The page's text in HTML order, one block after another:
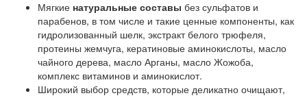
Мягкие натуральные составы без сульфатов и
парабенов, в том числе и такие ценные компоненты, как
гидролизованный шелк, экстракт белого трюфеля,
протеины жемчуга, кератиновые аминокислоты, масло
чайного дерева, масло Арганы, масло Жожоба,
комплекс витаминов и аминокислот.
Широкий выбор средств, которые деликатно очищают,